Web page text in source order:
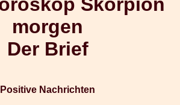
Skorpion
morgen
Der Brief
Positive Nachrichten